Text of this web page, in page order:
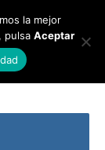
la mejor
pulsa Aceptar